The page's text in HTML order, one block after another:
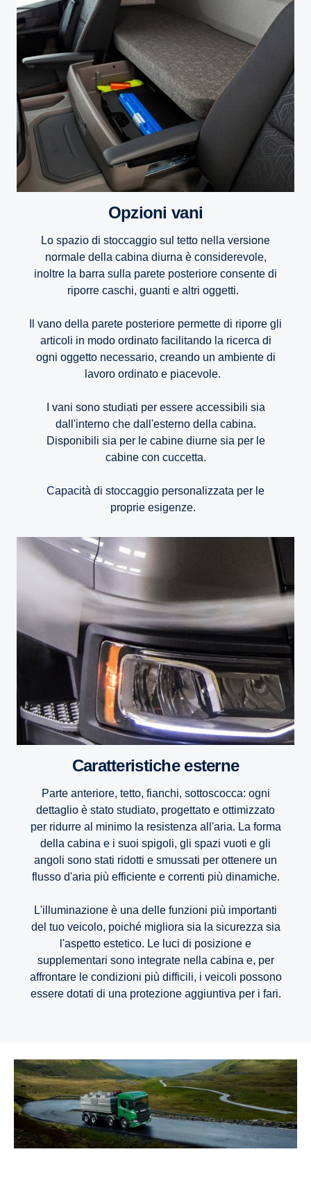
Opzioni vani
Lo spazio di stoccaggio sul tetto nella versione
normale della cabina diurna è considerevole,
inoltre la barra sulla parete posteriore consente di
riporre caschi, guanti e altri oggetti.
Il vano della parete posteriore permette di riporre gli
articoli in modo ordinato facilitando la ricerca di
ogni oggetto necessario, creando un ambiente di
lavoro ordinato e piacevole.
I vani sono studiati per essere accessibili sia
dall'interno che dall'esterno della cabina.
Disponibili sia per le cabine diurne sia per le
cabine con cuccetta.
Capacità di stoccaggio personalizzata per le
proprie esigenze.
Caratteristiche esterne
Parte anteriore, tetto, fianchi, sottoscocca: ogni
dettaglio è stato studiato, progettato e ottimizzato
per ridurre al minimo la resistenza all'aria. La forma
della cabina e i suoi spigoli, gli spazi vuoti e gli
angoli sono stati ridotti e smussati per ottenere un
flusso d'aria più efficiente e correnti più dinamiche.
L'illuminazione è una delle funzioni più importanti
del tuo veicolo, poiché migliora sia la sicurezza sia
l'aspetto estetico. Le luci di posizione e
supplementari sono integrate nella cabina e, per
affrontare le condizioni più difficili, i veicoli possono
essere dotati di una protezione aggiuntiva per i fari.